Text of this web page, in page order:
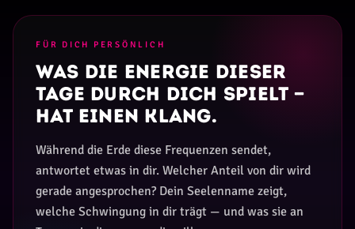
FÜR DICH PERSÖNLICH
Was die Energie dieser
Tage durch dich spielt —
hat einen Klang.
Während die Erde diese Frequenzen sendet,
antwortet etwas in dir. Welcher Anteil von dir wird
gerade angesprochen? Dein Seelenname zeigt,
welche Schwingung in dir trägt — und was sie an